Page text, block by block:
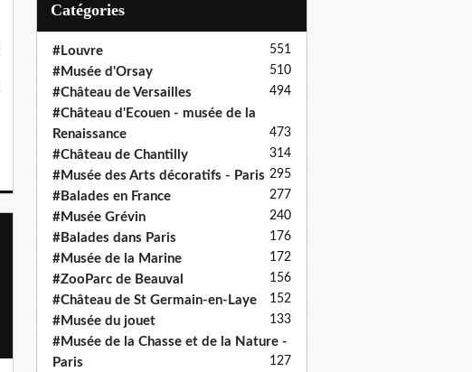
Catégories
#Louvre 551
#Musée d'Orsay 510
#Château de Versailles 494
#Château d'Ecouen - musée de la
Renaissance
473
#Château de Chantilly 314
#Musée des Arts décoratifs - Paris 295
#Balades en France 277
#Musée Grévin 240
#Balades dans Paris 176
#Musée de la Marine 172
#ZooParc de Beauval 156
#Château de St Germain-en-Laye 152
#Musée du jouet 133
#Musée de la Chasse et de la Nature -
Paris
127